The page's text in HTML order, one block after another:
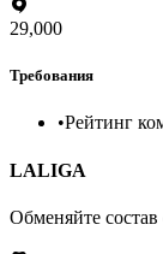
29,000
Требования
•Рейтинг
LALIGA
Обменяйте